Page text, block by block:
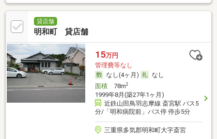
貸店舗
明和町 貸店舗
15万円
管理費等なし
なし(4ヶ月)
なし
面積78m2
1999年8月(築27年1ヶ月)
近鉄山田鳥羽志摩線 斎宮駅 バス5
分/「明和病院前」バス停 停歩5分
三重県多気郡明和町大字斎宮